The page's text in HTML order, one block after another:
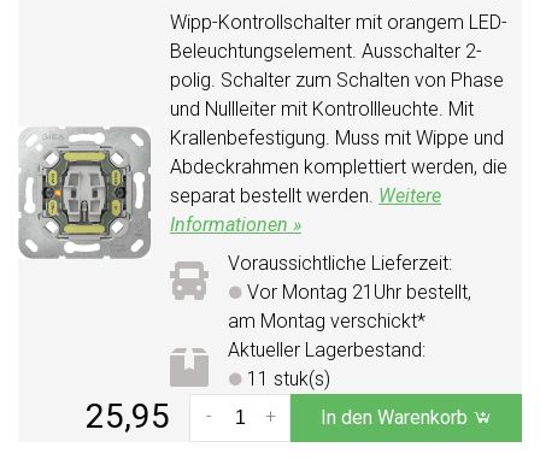
Wipp-Kontrollschalter mit orangem LED-
Beleuchtungselement. Ausschalter 2-
polig. Schalter zum Schalten von Phase
und Nullleiter mit Kontrollleuchte. Mit
Krallenbefestigung. Muss mit Wippe und
Abdeckrahmen komplettiert werden, die
separat bestellt werden. Weitere
Informationen »
Voraussichtliche Lieferzeit:
Vor Montag 21Uhr bestellt,
am Montag verschickt*
Aktueller Lagerbestand:
11 stuk(s)
25,95 +
- In den Warenkorb